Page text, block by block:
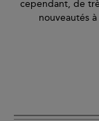
cependant, de
nouveautés